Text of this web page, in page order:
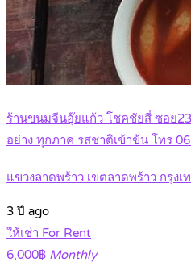
ร้านขนมจีนอุ๊ยแก้ว โชคชัยสี่ ซอย
อย่าง ทุกภาค รสชาติเข้าข้น โทร
แขวงลาดพร้าว เขตลาดพร้าว กรุง
3 ปี ago
ให้เช่า For Rent
6,000฿ Monthly